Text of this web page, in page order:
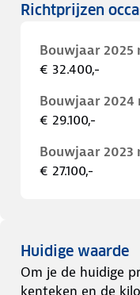
Richtprijzen
Bouwjaar 2025
€ 32.400,-
Bouwjaar
€ 29.100,-
Bouwjaar 2023
€ 27.100,-
Huidige waarde
Om je de huidige
kenteken en de